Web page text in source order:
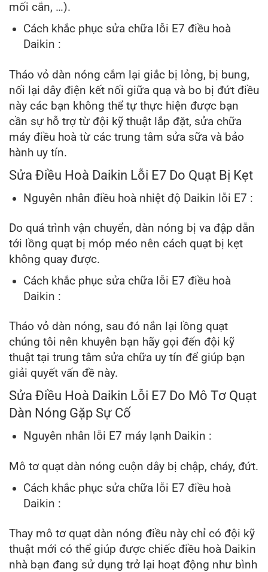
mối cắn, …).
Cách khắc phục sửa chữa lỗi E7 điều hoà
Daikin :
Tháo vỏ dàn nóng cắm lại giắc bị lỏng, bị bung,
nối lại dây điện kết nối giữa quạ và bo bị đứt điều
này các bạn không thể tự thực hiện được bạn
cần sự hỗ trợ từ đội kỹ thuật lắp đặt, sửa chữa
máy điều hoà từ các trung tâm sửa sữa và bảo
hành uy tín.
Sửa Điều Hoà Daikin Lỗi E7 Do Quạt Bị Kẹt
Nguyên nhân điều hoà nhiệt độ Daikin lỗi E7 :
Do quá trình vận chuyển, dàn nóng bị va đập dẫn
tới lồng quạt bị móp méo nên cách quạt bị kẹt
không quay được.
Cách khắc phục sửa chữa lỗi E7 điều hoà
Daikin :
Tháo vỏ dàn nóng, sau đó nắn lại lồng quạt
chúng tôi nên khuyên bạn hãy gọi đến đội kỹ
thuật tại trung tâm sửa chữa uy tín để giúp bạn
giải quyết vấn đề này.
Sửa Điều Hoà Daikin Lỗi E7 Do Mô Tơ Quạt
Dàn Nóng Gặp Sự Cố
Nguyên nhân lỗi E7 máy lạnh Daikin :
Mô tơ quạt dàn nóng cuộn dây bị chập, cháy, đứt.
Cách khắc phục sửa chữa lỗi E7 điều hoà
Daikin :
Thay mô tơ quạt dàn nóng điều này chỉ có đội kỹ
thuật mới có thể giúp được chiếc điều hoà Daikin
nhà bạn đang sử dụng trở lại hoạt động như bình